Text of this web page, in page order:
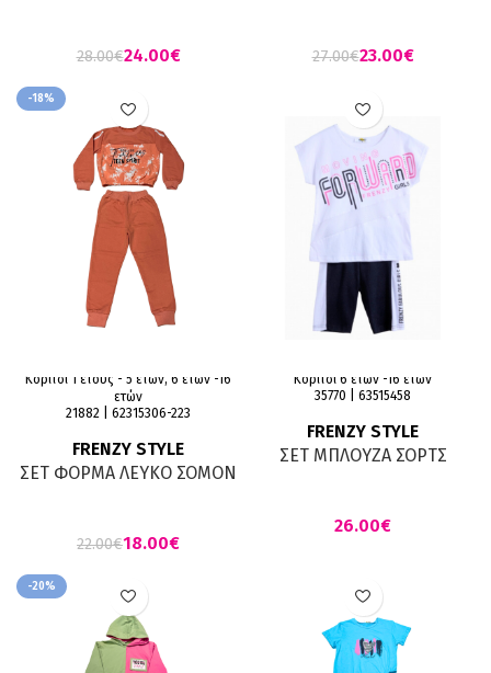
28.00€24.00€ 27.00€23.00€
-18%
Κορίτσι 1 έτους - 5 ετών, 6 ετών -16
ετών
21882 | 62315306-223
FRENZY STYLE
ΣΕΤ ΦΟΡΜΑ ΛΕΥΚΟ ΣΟΜΟΝ
22.00€18.00€
Κορίτσι 6 ετών -16 ετών
35770 | 63515458
FRENZY STYLE
ΣΕΤ ΜΠΛΟΥΖΑ ΣΟΡΤΣ
€
-20%